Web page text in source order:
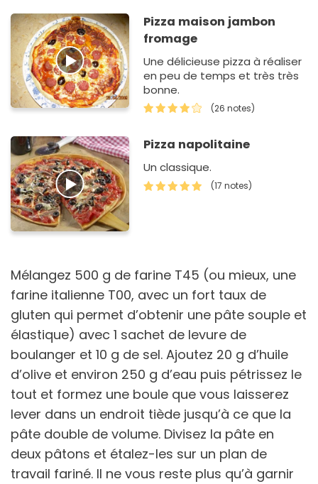
Pizza maison jambon
fromage
Une délicieuse pizza à réaliser
en peu de temps et très très
bonne.
(26 notes)
Pizza napolitaine
Un classique.
(17 notes)
Mélangez 500 g de farine T45 (ou mieux, une
farine italienne T00, avec un fort taux de
gluten qui permet d’obtenir une pâte souple et
élastique) avec 1 sachet de levure de
boulanger et 10 g de sel. Ajoutez 20 g d’huile
d’olive et environ 250 g d’eau puis pétrissez le
tout et formez une boule que vous laisserez
lever dans un endroit tiède jusqu’à ce que la
pâte double de volume. Divisez la pâte en
deux pâtons et étalez-les sur un plan de
travail fariné. Il ne vous reste plus qu’à garnir